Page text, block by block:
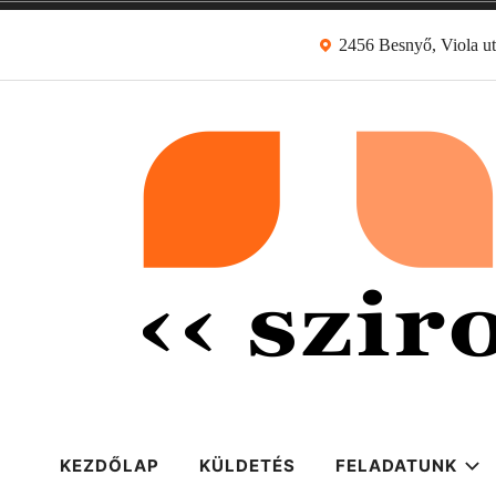
2456 Besnyő, Viola
sziront.art
KEZDŐLAP KÜLDETÉS FELADATUNK